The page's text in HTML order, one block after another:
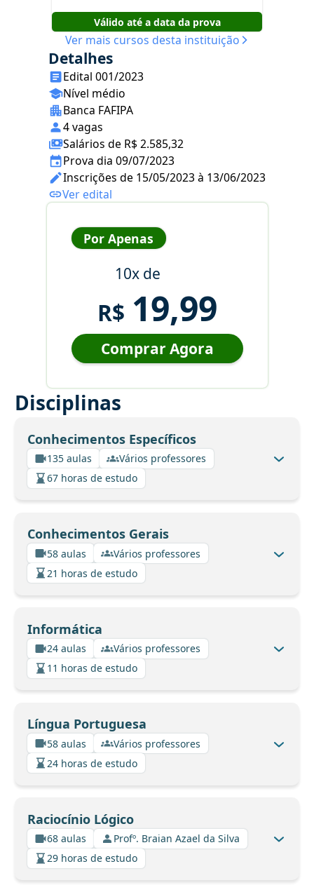
Válido até a data da prova
Ver mais cursos desta instituição
Detalhes
Edital 001/2023
Nível médio
Banca FAFIPA
4 vagas
Salários de R$ 2.585,32
Prova dia 09/07/2023
Inscrições de 15/05/2023 à 13/06/2023
Ver edital
Por Apenas
10x de
R$ 19,99
Comprar Agora
Disciplinas
Conhecimentos Específicos
135 aulas
Vários professores
67 horas de estudo
Conhecimentos Gerais
58 aulas
Vários professores
21 horas de estudo
Informática
24 aulas
Vários professores
11 horas de estudo
Língua Portuguesa
58 aulas
Vários professores
24 horas de estudo
Raciocínio Lógico
68 aulas
Profº. Braian Azael da Silva
29 horas de estudo